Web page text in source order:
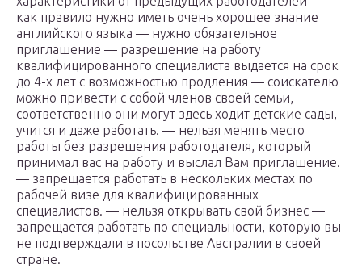
как правило нужно иметь очень хорошее знание
английского языка — нужно обязательное
приглашение — разрешение на работу
квалифицированного специалиста выдается на срок
до 4-х лет с возможностью продления — соискателю
можно привести с собой членов своей семьи,
соответственно они могут здесь ходит детские сады,
учится и даже работать. — нельзя менять место
работы без разрешения работодателя, который
принимал вас на работу и выслал Вам приглашение.
— запрещается работать в нескольких местах по
рабочей визе для квалифицированных
специалистов. — нельзя открывать свой бизнес —
запрещается работать по специальности, которую вы
не подтверждали в посольстве Австралии в своей
стране.